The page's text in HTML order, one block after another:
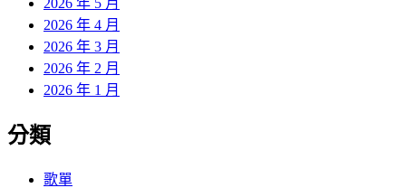
2026 年 5 月
2026 年 4 月
2026 年 3 月
2026 年 2 月
2026 年 1 月
分類
歌單